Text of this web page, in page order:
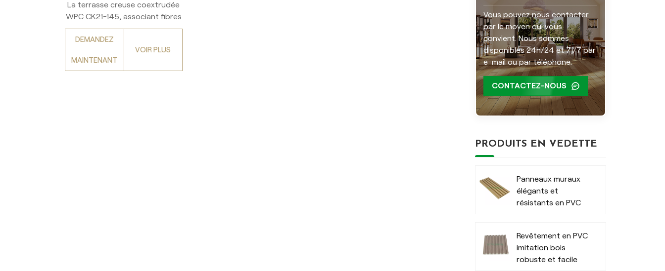
La terrasse creuse coextrudée
WPC CK21-145, associant fibres
de bois recyclées et plastiques,
offre un aspect bois réaliste.
Son âme solide et sa couche
coextrudée garantissent
DEMANDEZ
MAINTENANT
VOIR PLUS
Vous pouvez nous contacter
par le moyen qui vous
convient. Nous sommes
disponibles 24h/24 et 7j/7 par
e-mail ou par téléphone.
CONTACTEZ-NOUS
PRODUITS EN VEDETTE
Panneaux muraux
élégants et
résistants en PVC
Revêtement en PVC
imitation bois
robuste et facile